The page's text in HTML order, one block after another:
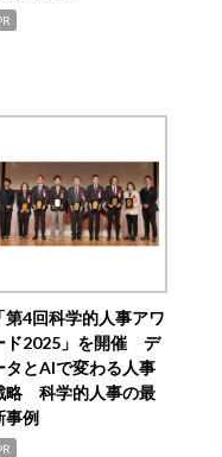
「第4回科学的人事アワ
ド2025」を開催 デ
タとAIで変わる人事
略 科学的人事の最
事例